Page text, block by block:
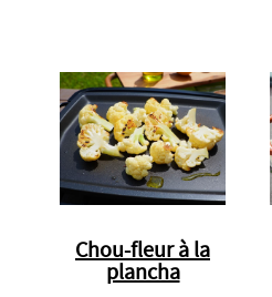
Chou-fleur à la
plancha